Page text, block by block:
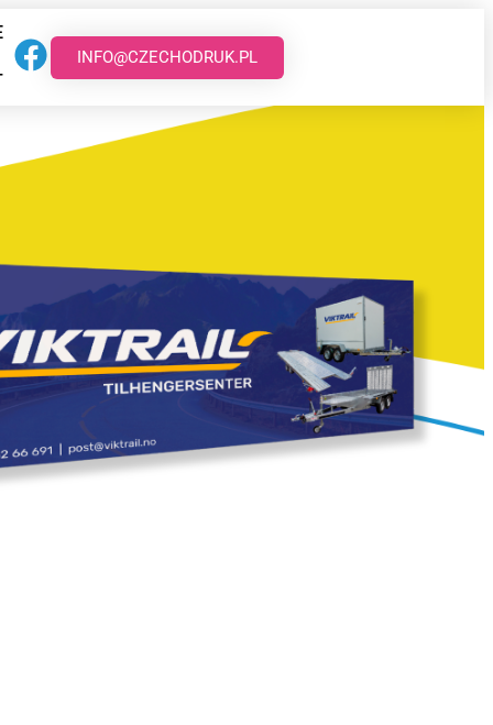
INFO@CZECHODRUK.PL